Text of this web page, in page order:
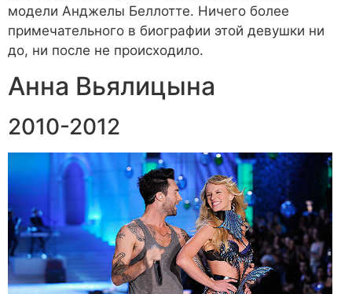
модели Анджелы Беллотте. Ничего более
примечательного в биографии этой девушки ни
до, ни после не происходило.
Анна Вьялицына
2010-2012